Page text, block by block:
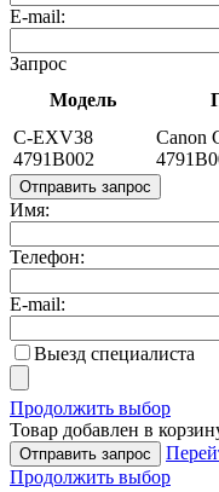
E-mail:
Запрос
Модель
C-EXV38
4791B002
Canon
Отправить запрос
Имя:
Телефон:
E-mail:
Выезд специалиста
Продолжить выбор
Товар добавлен в
Отправить запрос
Продолжить выбор